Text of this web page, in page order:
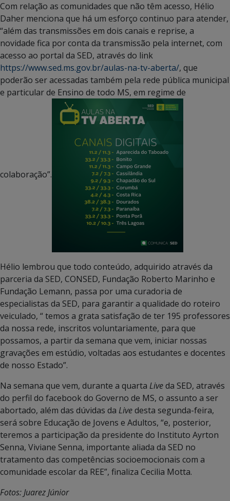
Com relação as comunidades que não têm acesso, Hélio
Daher menciona que há um esforço continuo para atender,
“além das transmissões em dois canais e reprise, a
novidade fica por conta da transmissão pela internet, com
acesso ao portal da SED, através do link
https://www.sed.ms.gov.br/aulas-na-tv-aberta/, que
poderão ser acessadas também pela rede pública municipal
e particular de Ensino de todo MS, em regime de
colaboração”.
Hélio lembrou que todo conteúdo, adquirido através da
parceria da SED, CONSED, Fundação Roberto Marinho e
Fundação Lemann, passa por uma curadoria de
especialistas da SED, para garantir a qualidade do roteiro
veiculado, “ temos a grata satisfação de ter 195 professores
da nossa rede, inscritos voluntariamente, para que
possamos, a partir da semana que vem, iniciar nossas
gravações em estúdio, voltadas aos estudantes e docentes
de nosso Estado”.
Na semana que vem, durante a quarta Liveda SED, através
do perfil do facebook do Governo de MS, o assunto a ser
abortado, além das dúvidas da Livedesta segunda-feira,
será sobre Educação de Jovens e Adultos, “e, posterior,
teremos a participação da presidente do Instituto Ayrton
Senna, Viviane Senna, importante aliada da SED no
tratamento das competências socioemocionais com a
comunidade escolar da REE”, finaliza Cecilia Motta.
Fotos: Juarez Júnior